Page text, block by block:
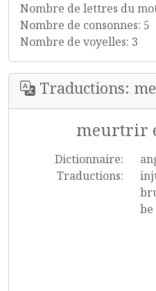
Nombre de lettres du
Nombre de consonnes: 5
Nombre de voyelles: 3
Traductions:
meurtrir
Dictionnaire:
Traductions: